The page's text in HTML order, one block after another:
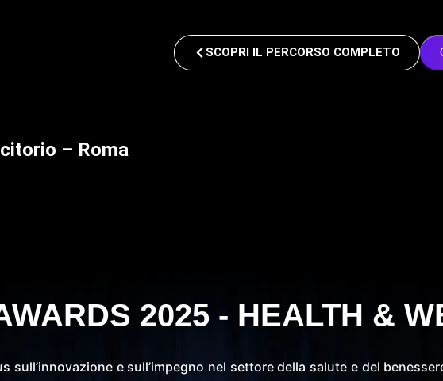
SCOPRI IL PERCORSO COMPLETO
– Roma
2025 - HEALTH &
sull’innovazione e sull’impegno nel settore della salute e del